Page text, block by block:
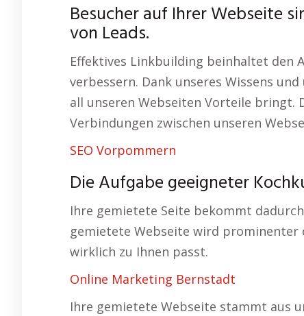
Besucher auf Ihrer Webseite
von Leads.
Effektives Linkbuilding beinhaltet den
verbessern. Dank unseres Wissens
all unseren Webseiten Vorteile bringt.
Verbindungen zwischen unseren
SEO Vorpommern
Die Aufgabe geeigneter
Ihre gemietete Seite bekommt
gemietete Webseite wird prominenter
wirklich zu Ihnen passt.
Online Marketing Bernstadt
Ihre gemietete Webseite stammt aus